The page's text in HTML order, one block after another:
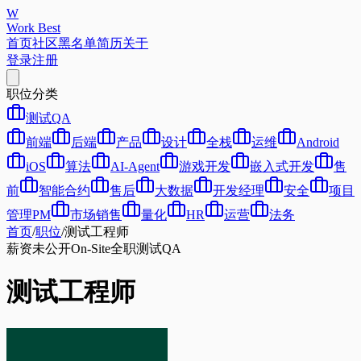
W
Work Best
首页社区黑名单简历关于
登录注册
职位分类
测试QA
前端
后端 产品 设计 全栈 运维
Android
iOS
算法 AI-Agent 游戏开发 嵌入式开发
售
前
智能合约 售后 大数据 开发经理 安全
项目
管理PM
市场销售 量化 HR 运营
法务
首页/职位/测试工程师
薪资未公开On-Site全职测试QA
测试工程师